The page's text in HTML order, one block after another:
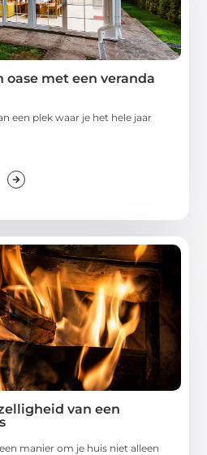
oase met een veranda
een plek waar je het hele jaar
van een
manier om je huis niet alleen